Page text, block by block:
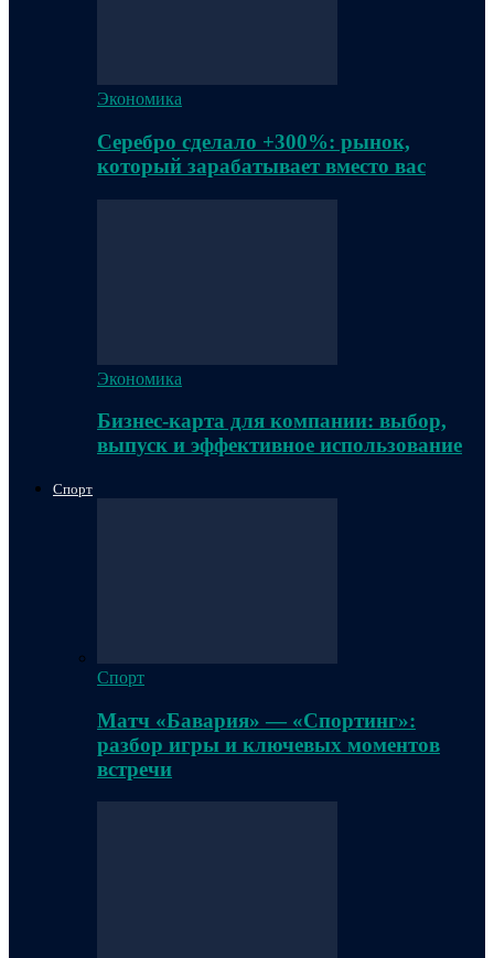
Экономика
Серебро сделало +300%: рынок,
который зарабатывает вместо вас
Экономика
Бизнес-карта для компании: выбор,
выпуск и эффективное использование
Спорт
Спорт
Матч «Бавария» — «Спортинг»:
разбор игры и ключевых моментов
встречи